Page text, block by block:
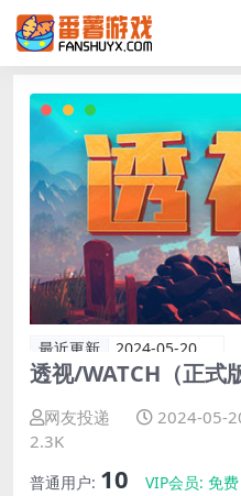
最近更新 2024-05-20
透视/WATCH（正式
网友投递 2024-05-
2.3K
普通用户: 10 VIP会员: 免费